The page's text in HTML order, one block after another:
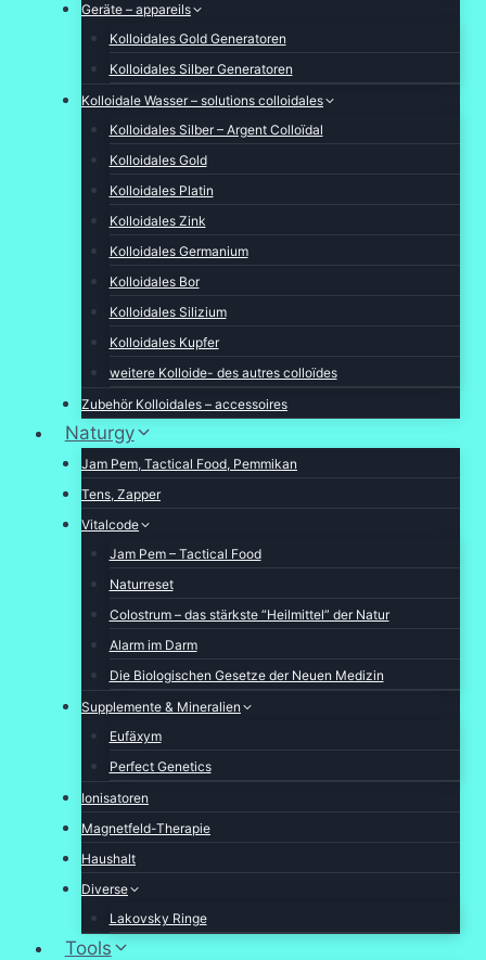
Geräte – appareils
Kolloidales Gold Generatoren
Kolloidales Silber Generatoren
Kolloidale Wasser – solutions colloidales
Kolloidales Silber – Argent Colloïdal
Kolloidales Gold
Kolloidales Platin
Kolloidales Zink
Kolloidales Germanium
Kolloidales Bor
Kolloidales Silizium
Kolloidales Kupfer
weitere Kolloide- des autres colloïdes
Zubehör Kolloidales – accessoires
Naturgy
Jam Pem, Tactical Food, Pemmikan
Tens, Zapper
Vitalcode
Jam Pem – Tactical Food
Naturreset
Colostrum – das stärkste “Heilmittel” der Natur
Alarm im Darm
Die Biologischen Gesetze der Neuen Medizin
Supplemente & Mineralien
Eufäxym
Perfect Genetics
Ionisatoren
Magnetfeld-Therapie
Haushalt
Diverse
Lakovsky Ringe
Tools